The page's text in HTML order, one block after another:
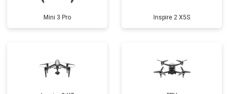
Mini 3 Pro Inspire 2 X5S